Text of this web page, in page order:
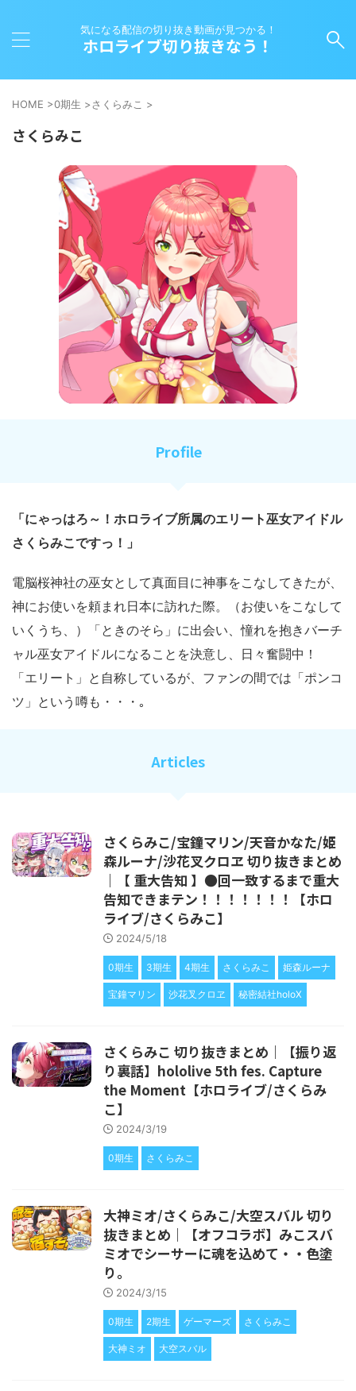
気になる配信の切り抜き動画が見つかる！
ホロライブ切り抜きなう！
HOME >0期生 >さくらみこ >
さくらみこ
Profile
「にゃっはろ～！ホロライブ所属のエリート巫女アイドル
さくらみこですっ！」
電脳桜神社の巫女として真面目に神事をこなしてきたが、
神にお使いを頼まれ日本に訪れた際。（お使いをこなして
いくうち、）「ときのそら」に出会い、憧れを抱きバーチ
ャル巫女アイドルになることを決意し、日々奮闘中！
「エリート」と自称しているが、ファンの間では「ポンコ
ツ」という噂も・・・｡
Articles
さくらみこ/宝鐘マリン/天音かなた/姫
森ルーナ/沙花叉クロヱ 切り抜きまとめ
｜【 重大告知 】●回一致するまで重大
告知できまテン！！！！！！！【ホロ
ライブ/さくらみこ】
2024/5/18
0期生 3期生 4期生 さくらみこ 姫森ルーナ
宝鐘マリン 沙花叉クロヱ 秘密結社holoX
さくらみこ 切り抜きまとめ｜【振り返
り裏話】hololive 5th fes. Capture
the Moment【ホロライブ/さくらみ
こ】
2024/3/19
0期生 さくらみこ
大神ミオ/さくらみこ/大空スバル 切り
抜きまとめ｜【オフコラボ】みこスバ
ミオでシーサーに魂を込めて・・色塗
り。
2024/3/15
0期生 2期生 ゲーマーズ さくらみこ
大神ミオ 大空スバル